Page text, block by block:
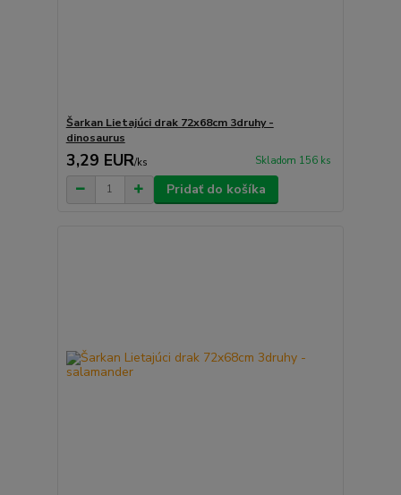
Šarkan Lietajúci drak 72x68cm 3druhy -
dinosaurus
3,29 EUR/ks Skladom 156 ks
Pridať do košíka